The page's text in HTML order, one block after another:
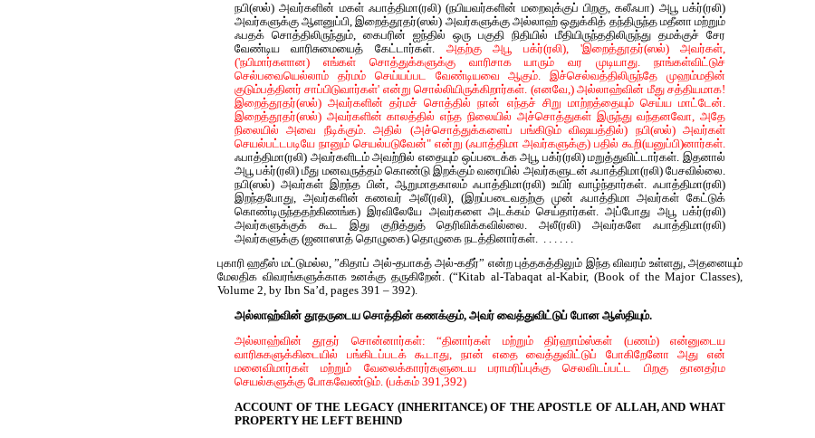
நபி(ஸல்) அவர்களின் மகள் ஃபாத்திமா(ரலி) (நபியவர்களின் மறைவுக்குப் பிறகு, கலீஃபா) அபூ பக்ர்(ரலி)
அவர்களுக்கு ஆளனுப்பி, இறைத்தூதர்(ஸல்) அவர்களுக்கு அல்லாஹ் ஒதுக்கித் தந்திருந்த மதீனா மற்றும்
ஃபதக் சொத்திலிருந்தும், கைபரின் ஐந்தில் ஒரு பகுதி நிதியில் மீதியிருந்ததிலிருந்து தமக்குச் சேர
வேண்டிய வாரிசுமையைத் கேட்டார்கள். அதற்கு அபூ பக்ர்(ரலி), 'இறைத்தூதர்(ஸல்) அவர்கள்,
('நபிமார்களான) எங்கள் சொத்துக்களுக்கு வாரிசாக யாரும் வர முடியாது. நாங்கள்விட்டுச்
செல்பவையெல்லாம் தர்மம் செய்யப்பட வேண்டியவை ஆகும். இச்செல்வத்திலிருந்தே முஹம்மதின்
குடும்பத்தினர் சாப்பிடுவார்கள்' என்று சொல்லியிருக்கிறார்கள். (எனவே,) அல்லாஹ்வின் மீது சத்தியமாக!
இறைத்தூதர்(ஸல்) அவர்களின் தர்மச் சொத்தில் நான் எந்தச் சிறு மாற்றத்தையும் செய்ய மாட்டேன்.
இறைத்தூதர்(ஸல்) அவர்களின் காலத்தில் எந்த நிலையில் அச்சொத்துகள் இருந்து வந்தனவோ, அதே
நிலையில் அவை நீடிக்கும். அதில் (அச்சொத்துக்களைப் பங்கிடும் விஷயத்தில்) நபி(ஸல்) அவர்கள்
செயல்பட்டபடியே நானும் செயல்படுவேன்" என்று (ஃபாத்திமா அவர்களுக்கு) பதில் கூறி(யனுப்பி)னார்கள்.
ஃபாத்திமா(ரலி) அவர்களிடம் அவற்றில் எதையும் ஒப்படைக்க அபூ பக்ர்(ரலி) மறுத்துவிட்டார்கள். இதனால்
அபூ பக்ர்(ரலி) மீது மனவருத்தம் கொண்டு இறக்கும் வரையில் அவர்களுடன் ஃபாத்திமா(ரலி) பேசவில்லை.
நபி(ஸல்) அவர்கள் இறந்த பின், ஆறுமாதகாலம் ஃபாத்திமா(ரலி) உயிர் வாழ்ந்தார்கள். ஃபாத்திமா(ரலி)
இறந்தபோது, அவர்களின் கணவர் அலீ(ரலி), (இறப்படைவதற்கு முன் ஃபாத்திமா அவர்கள் கேட்டுக்
கொண்டிருந்ததற்கிணங்க) இரவிலேயே அவர்களை அடக்கம் செய்தார்கள். அப்போது அபூ பக்ர்(ரலி)
அவர்களுக்குக் கூட இது குறித்துத் தெரிவிக்கவில்லை. அலீ(ரலி) அவர்களே ஃபாத்திமா(ரலி)
அவர்களுக்கு (ஜனாஸாத் தொழுகை) தொழுகை நடத்தினார்கள். . . . . . .
புகாரி ஹதீஸ் மட்டுமல்ல, ”கிதாப் அல்-தபாகத் அல்-கதீர்” என்ற புத்தகத்திலும் இந்த விவரம் உள்ளது, அதனையும்
மேலதிக விவரங்களுக்காக உனக்கு தருகிறேன். (“Kitab al-Tabaqat al-Kabir, (Book of the Major Classes),
Volume 2, by Ibn Sa’d, pages 391 – 392).
அல்லாஹ்வின் தூதருடைய சொத்தின் கணக்கும், அவர் வைத்துவிட்டுப் போன ஆஸ்தியும்.
அல்லாஹ்வின் தூதர் சொன்னார்கள்: “தினார்கள் மற்றும் திர்ஹாம்ஸ்கள் (பணம்) என்னுடைய
வாரிசுகளுக்கிடையில் பங்கிடப்படக் கூடாது, நான் எதை வைத்துவிட்டுப் போகிறேனோ அது என்
மனைவிமார்கள் மற்றும் வேலைக்காரர்களுடைய பராமரிப்புக்கு செலவிடப்பட்ட பிறகு தானதர்ம
செயல்களுக்கு போகவேண்டும். (பக்கம் 391,392)
ACCOUNT OF THE LEGACY (INHERITANCE) OF THE APOSTLE OF ALLAH, AND WHAT
PROPERTY HE LEFT BEHIND